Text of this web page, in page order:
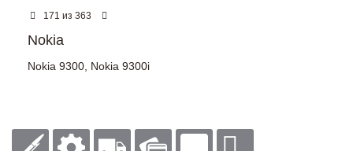
171 из 363
Nokia
Nokia 9300 Nokia 9300i